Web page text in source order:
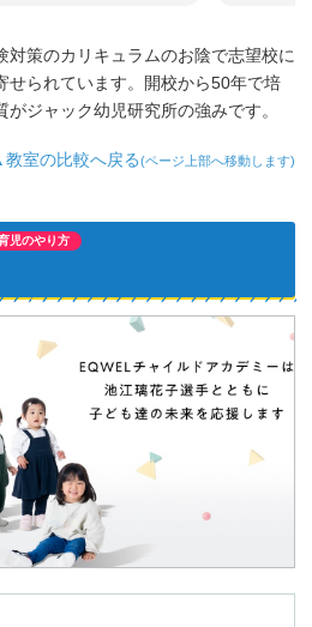
ても参考になりまし
対策のカリキュラムのお陰で志望校に
せられています。開校から50年で培
ジャック幼児研究所の強みです。
室の比較へ戻る(ページ上部へ移動します)
児のやり方